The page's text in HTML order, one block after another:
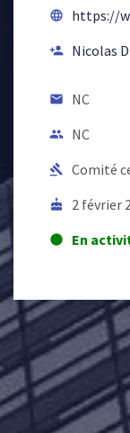
language https://
person_add Nicolas
email NC
people NC
gavel Comité
cake 2 février
lens En